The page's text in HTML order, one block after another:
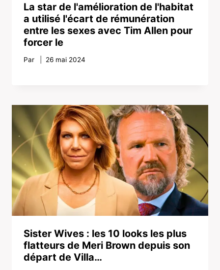
La star de l'amélioration de l'habitat
a utilisé l'écart de rémunération
entre les sexes avec Tim Allen pour
forcer le
Par 26 mai 2024
Sister Wives : les 10 looks les plus
flatteurs de Meri Brown depuis son
départ de Villa…